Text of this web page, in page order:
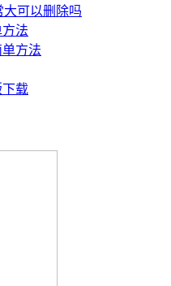
大可以删除吗
法
方法
下载